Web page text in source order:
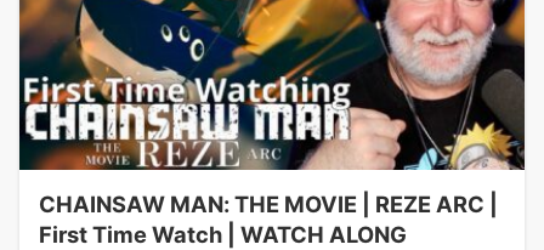
CHAINSAW MAN: THE MOVIE | REZE ARC |
First Time Watch | WATCH ALONG